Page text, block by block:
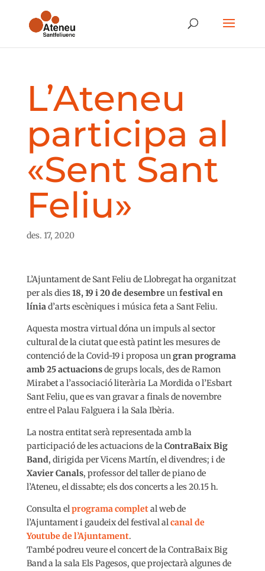
L’Ateneu
participa al
«Sent Sant
Feliu»
des. 17, 2020
L’Ajuntament de Sant Feliu de Llobregat ha organitzat
per als dies18, 19 i 20 de desembre unfestival en
líniad’arts escèniques i música feta a Sant Feliu.
Aquesta mostra virtual dóna un impuls al sector
cultural de la ciutat que està patint les mesures de
contenció de la Covid-19 i proposa ungran programa
amb 25 actuacionsde grups locals, des de Ramon
Mirabet a l’associació literària La Mordida o l’Esbart
Sant Feliu, que es van gravar a finals de novembre
entre el Palau Falguera i la Sala Ibèria.
La nostra entitat serà representada amb la
participació de les actuacions de la ContraBaix Big
Band, dirigida per Vicens Martín, el divendres; i de
Xavier Canals, professor del taller de piano de
l’Ateneu, el dissabte; els dos concerts a les 20.15 h.
Consulta elprograma completal web de
l’Ajuntament i gaudeix del festival alcanal de
Youtube de l’Ajuntament.
També podreu veure el concert de la ContraBaix Big
Band a la sala Els Pagesos, que projectarà algunes de